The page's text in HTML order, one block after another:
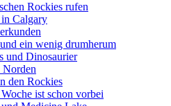
Rockies rufen
Calgary
ein wenig drumherum
und Dinosaurier
Norden
den Rockies
ist schon vorbei